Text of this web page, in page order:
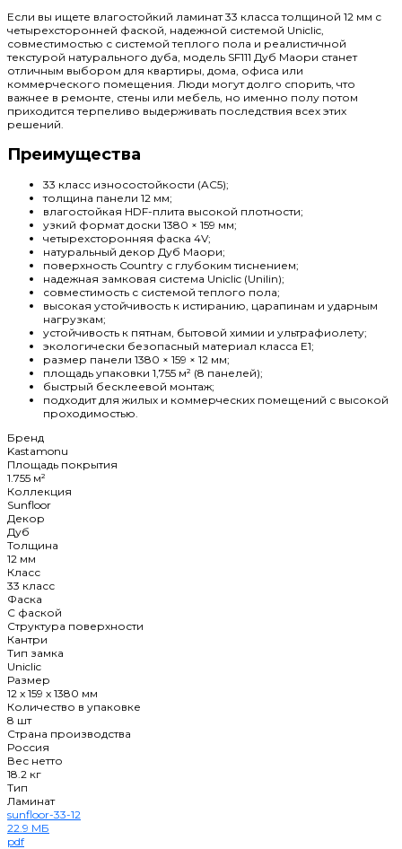
Если вы ищете влагостойкий ламинат 33 класса толщиной 12 мм с
четырехсторонней фаской, надежной системой Uniclic,
совместимостью с системой теплого пола и реалистичной
текстурой натурального дуба, модель SF111 Дуб Маори станет
отличным выбором для квартиры, дома, офиса или
коммерческого помещения. Люди могут долго спорить, что
важнее в ремонте, стены или мебель, но именно полу потом
приходится терпеливо выдерживать последствия всех этих
решений.
Преимущества
33 класс износостойкости (AC5);
толщина панели 12 мм;
влагостойкая HDF-плита высокой плотности;
узкий формат доски 1380 × 159 мм;
четырехсторонняя фаска 4V;
натуральный декор Дуб Маори;
поверхность Country с глубоким тиснением;
надежная замковая система Uniclic (Unilin);
совместимость с системой теплого пола;
высокая устойчивость к истиранию, царапинам и ударным
нагрузкам;
устойчивость к пятнам, бытовой химии и ультрафиолету;
экологически безопасный материал класса E1;
размер панели 1380 × 159 × 12 мм;
площадь упаковки 1,755 м² (8 панелей);
быстрый бесклеевой монтаж;
подходит для жилых и коммерческих помещений с высокой
проходимостью.
Бренд
Kastamonu
Площадь покрытия
1.755 м²
Коллекция
Sunfloor
Декор
Дуб
Толщина
12 мм
Класс
33 класс
Фаска
C фаской
Структура поверхности
Кантри
Тип замка
Uniclic
Размер
12 x 159 x 1380 мм
Количество в упаковке
8 шт
Страна производства
Россия
Вес нетто
18.2 кг
Тип
Ламинат
sunfloor-33-12
22.9 МБ
pdf